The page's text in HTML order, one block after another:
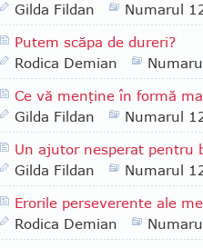
Gilda Fildan
Numarul
Putem scăpa de dureri?
Rodica Demian
Ce vă menţine în formă
Gilda Fildan
Numarul
Un ajutor nesperat pentru
Gilda Fildan
Numarul
Erorile perseverente ale
Rodica Demian